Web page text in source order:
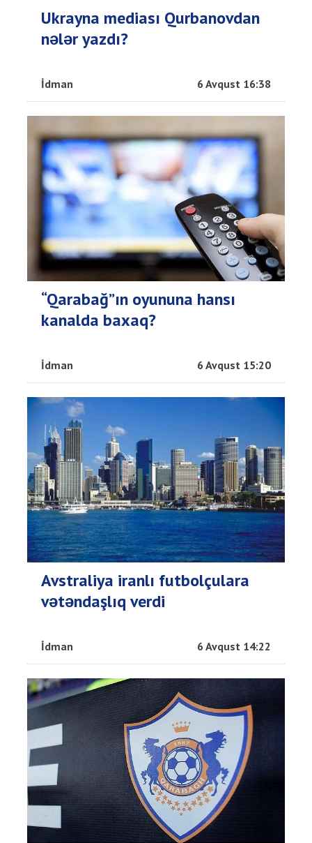
Ukrayna mediası Qurbanovdan
nələr yazdı?
İdman 6 Avqust 16:38
“Qarabağ”ın oyununa hansı
kanalda baxaq?
İdman 6 Avqust 15:20
Avstraliya iranlı futbolçulara
vətəndaşlıq verdi
İdman 6 Avqust 14:22